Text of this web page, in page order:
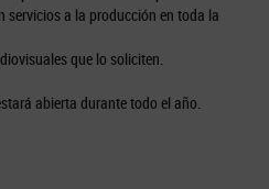
servicios a la producción en toda la
que lo soliciten.
abierta durante todo el año.